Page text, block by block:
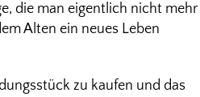
die man eigentlich nicht mehr
Alten ein neues Leben
zu kaufen und das